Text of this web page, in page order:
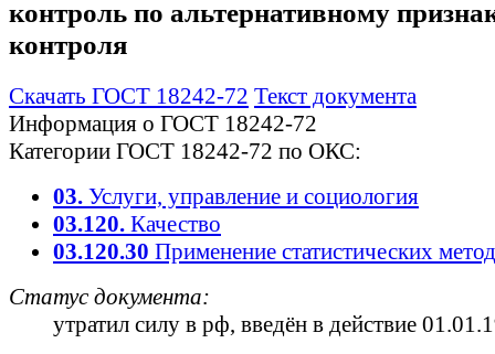
контроль по альтернативному
контроля
Скачать ГОСТ 18242-72 Текст документа
Информация о ГОСТ 18242-72
Категории ГОСТ 18242-72 по ОКС:
03. Услуги, управление и социология
03.120. Качество
03.120.30 Применение статистических
Статус документа:
утратил силу в рф, введён в действие